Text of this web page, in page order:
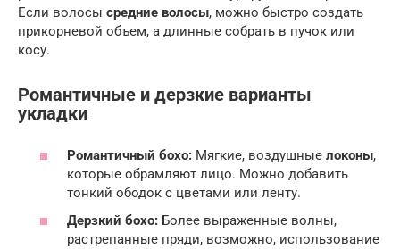
Если волосы средние волосы, можно быстро создать
прикорневой объем, а длинные собрать в пучок или
косу.
Романтичные и дерзкие варианты
укладки
Романтичный бохо: Мягкие, воздушные локоны,
которые обрамляют лицо. Можно добавить
тонкий ободок с цветами или ленту.
Дерзкий бохо: Более выраженные волны,
растрепанные пряди, возможно, использование